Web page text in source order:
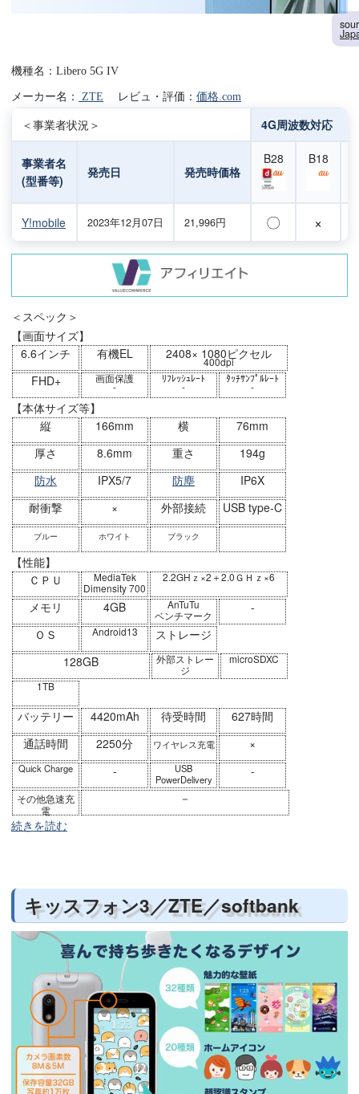
機種名：Libero 5G IV
メーカー名： ZTE レビュ・評価： 価格.com
＜事業者状況＞ 4G周波数対応
事業者名
(型番等)
発売日 発売時価格
B28 B18
Y!mobile 2023年12月07日 21,996円 〇 ×
＜スペック＞
【画面サイズ】
6.6インチ
有機EL 2408× 1080ピクセル
400dpi
FHD+ 画面保護
-
ﾘﾌﾚｯｼｭﾚｰﾄ
-
ﾀｯﾁｻﾝﾌﾟﾙﾚｰﾄ
-
【本体サイズ等】
縦
166mm 横
76mm
厚さ
8.6mm 重さ
194g
防水
IPX5/7 防塵
IP6X
耐衝撃
× 外部接続 USB type-C
ブルー ホワイト ブラック
【性能】
ＣＰＵ
MediaTek
Dimensity 700
2.2GHｚ×2＋2.0ＧＨｚ×6
メモリ 4GB
AnTuTu
ベンチマーク
-
ＯＳ
Android13
ストレージ
128GB
外部ストレー
ジ
microSDXC
1TB
バッテリー 4420mAh 待受時間
627時間
通話時間
2250分 ワイヤレス充電 ×
Quick Charge -
USB
PowerDelivery
-
その他急速充
電
－
続きを読む
キッスフォン3／ZTE／softbank